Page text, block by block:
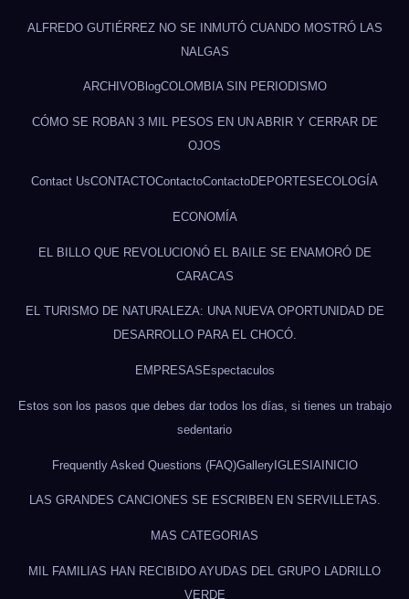
ALFREDO GUTIÉRREZ NO SE INMUTÓ CUANDO MOSTRÓ LAS
NALGAS
ARCHIVOBlogCOLOMBIA SIN PERIODISMO
CÓMO SE ROBAN 3 MIL PESOS EN UN ABRIR Y CERRAR DE
OJOS
Contact UsCONTACTOContactoContactoDEPORTES ECOLOGÍA
ECONOMÍA
EL BILLO QUE REVOLUCIONÓ EL BAILE SE ENAMORÓ DE
CARACAS
EL TURISMO DE NATURALEZA: UNA NUEVA OPORTUNIDAD DE
DESARROLLO PARA EL CHOCÓ.
EMPRESAS Espectaculos
Estos son los pasos que debes dar todos los días, si tienes un trabajo
sedentario
Frequently Asked Questions (FAQ)GalleryIGLESIAINICIO
LAS GRANDES CANCIONES SE ESCRIBEN EN SERVILLETAS.
MAS CATEGORIAS
MIL FAMILIAS HAN RECIBIDO AYUDAS DEL GRUPO LADRILLO
VERDE